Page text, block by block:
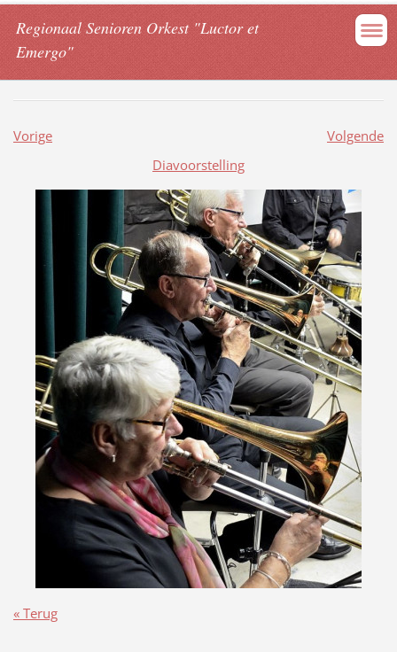
Regionaal Senioren Orkest "Luctor et
Emergo"
Vorige
Volgende
Diavoorstelling
« Terug